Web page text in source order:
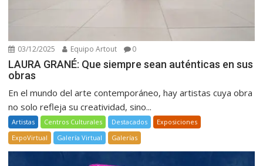
03/12/2025 Equipo Artout 0
LAURA GRANÉ: Que siempre sean auténticas en sus
obras
En el mundo del arte contemporáneo, hay artistas cuya obra
no solo refleja su creatividad, sino...
Artistas Centros Culturales Destacados
Exposiciones
ExpoVirtual
Galería Virtual Galerías